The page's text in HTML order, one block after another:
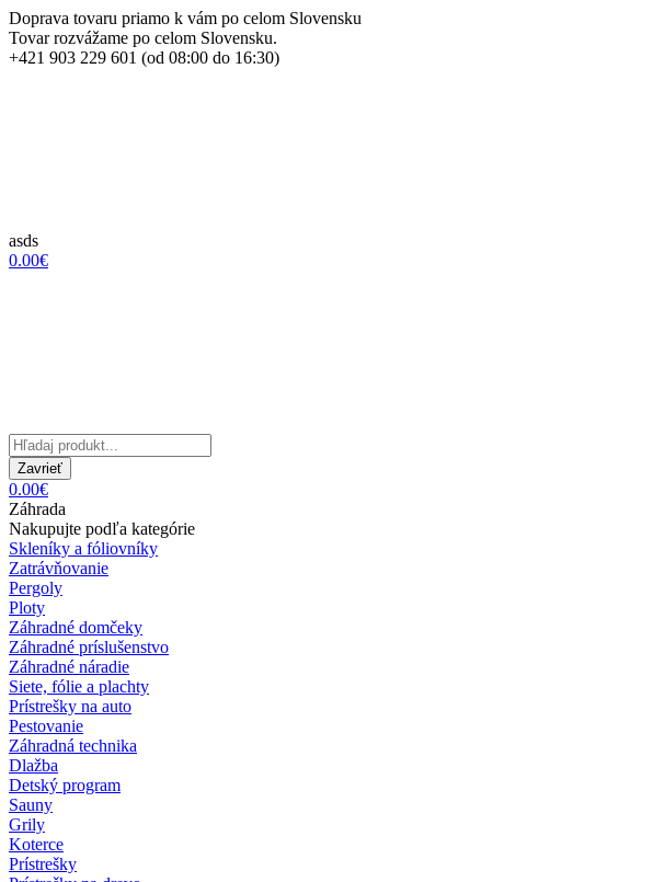
Doprava tovaru priamo k vám po celom Slovensku
Tovar rozvážame po celom Slovensku.
+421 903 229 601 (od 08:00 do 16:30)
asds
0.00€
Zavrieť
0.00€
Záhrada
Nakupujte podľa kategórie
Skleníky a fóliovníky
Zatrávňovanie
Pergoly
Ploty
Záhradné domčeky
Záhradné príslušenstvo
Záhradné náradie
Siete, fólie a plachty
Prístrešky na auto
Pestovanie
Záhradná technika
Dlažba
Detský program
Sauny
Grily
Koterce
Prístrešky